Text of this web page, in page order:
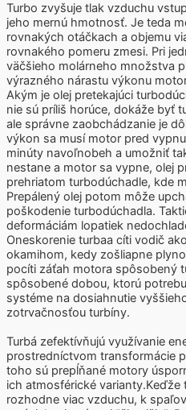
Turbo zvyšuje tlak vzduchu
jeho mernú hmotnosť. Je teda
rovnakých otáčkach a objemu
rovnakého pomeru zmesi. Pri
väčšieho molárneho množstva
výrazného nárastu výkonu
Akým je olej pretekajúci
nie sú príliš horúce, dokáže byť
ale správne zaobchádzanie je
výkon sa musí motor pred
minúty navoľnobeh a umožniť
nestane a motor sa vypne, olej
prehriatom turbodúchadle, kde
Prepálený olej potom môže
poškodenie turbodúchadla.
deformáciám lopatiek
Oneskorenie turbaa cíti vodič
okamihom, kedy zošliapne
pocíti záťah motora spôsobený
spôsobené dobou, ktorú
systéme na dosiahnutie
zotrvačnosťou turbíny.
Turbá zefektívňujú využívanie
prostredníctvom transformácie
toho sú prepĺňané motory
ich atmosférické
rozhodne viac vzduchu, k